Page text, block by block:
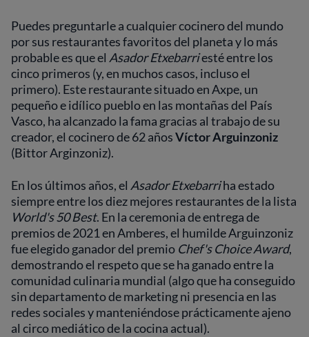
Puedes preguntarle a cualquier cocinero del mundo
por sus restaurantes favoritos del planeta y lo más
probable es que el Asador Etxebarriesté entre los
cinco primeros (y, en muchos casos, incluso el
primero). Este restaurante situado en Axpe, un
pequeño e idílico pueblo en las montañas del País
Vasco, ha alcanzado la fama gracias al trabajo de su
creador, el cocinero de 62 añosVíctor Arguinzoniz
(Bittor Arginzoniz).
En los últimos años, el Asador Etxebarriha estado
siempre entre los diez mejores restaurantes de la lista
World's 50 Best. En la ceremonia de entrega de
premios de 2021 en Amberes, el humilde Arguinzoniz
fue elegido ganador del premio Chef's Choice Award,
demostrando el respeto que se ha ganado entre la
comunidad culinaria mundial (algo que ha conseguido
sin departamento de marketing ni presencia en las
redes sociales y manteniéndose prácticamente ajeno
al circo mediático de la cocina actual).